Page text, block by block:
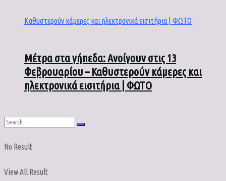
Μέτρα στα γήπεδα: Ανοίγουν στις 13
Φεβρουαρίου – Καθυστερούν κάμερες και
ηλεκτρονικά εισιτήρια | ΦΩΤΟ
No Result
View All Result